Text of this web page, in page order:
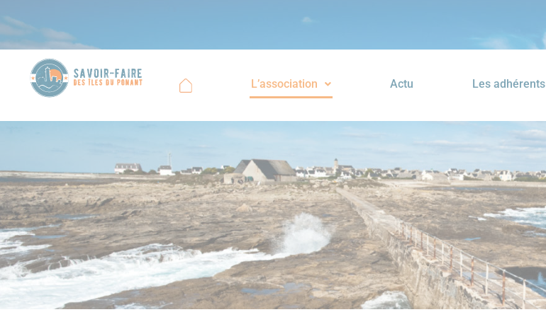
L’association Actu Les adhérents